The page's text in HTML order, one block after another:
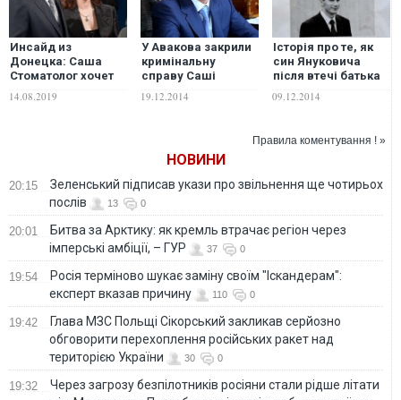
Инсайд из
Донецка: Саша
Стоматолог хочет
всего, получит
14.08.2019
У Авакова закрили
кримінальну
справу Саші
19.12.2014
Історія про те, як
син Януковича
після втечі батька
бізнес в Україні
09.12.2014
Правила коментування ! »
НОВИНИ
20:15
Зеленський підписав укази про звільнення ще чотирьох
послів
13 0
20:01
Битва за Арктику: як кремль втрачає регіон через
імперські амбіції, – ГУР
37 0
19:54
Росія терміново шукає заміну своїм "Іскандерам":
експерт вказав причину
110 0
19:42
Глава МЗС Польщі Сікорський закликав серйозно
обговорити перехоплення російських ракет над
територією України
30 0
19:32
Через загрозу безпілотників росіяни стали рідше літати